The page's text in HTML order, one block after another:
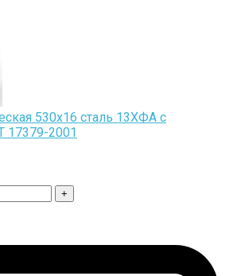
530х16 сталь 13ХФА с
17379-2001
+